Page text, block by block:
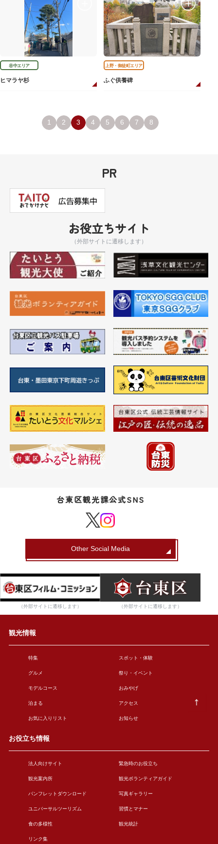
谷中エリア
ヒマラヤ杉
上野・御徒町エリア
ふぐ供養碑
1 2 3 4 5 6 7 8
PR
お役立ちサイト
（外部サイトに遷移します）
台東区観光課公式SNS
Other Social Media
（外部サイトに遷移します） （外部サイトに遷移します）
観光情報
特集 スポット・体験
グルメ 祭り・イベント
モデルコース おみやげ
泊まる アクセス
お気に入りリスト お知らせ
お役立ち情報
法人向けサイト 緊急時のお役立ち
観光案内所 観光ボランティアガイド
パンフレットダウンロード 写真ギャラリー
ユニバーサルツーリズム 習慣とマナー
食の多様性 観光統計
リンク集